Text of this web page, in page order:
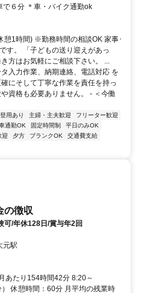
６分 ＊車・バイク通勤ok
憩1時間) ※勤務時間の相談OK 家事･
す。 「子どもの送り迎えがあっ
方はお気軽にご相談下さい。 ...
入力作業、納期連絡、電話対応 を
にそして丁寧な作業を責任を持っ
資格も必要ありません。 - ＜今働
用あり 主婦・主夫歓迎
フリーター歓迎
通勤OK 固定時間制
平日のみOK
迎 夕方 ブランクOK
交通費支給
の徴収
可/年休128日/賞与年2回
元駅
あたり154時間42分 8:20～
休憩時間：60分 月平均の残業時